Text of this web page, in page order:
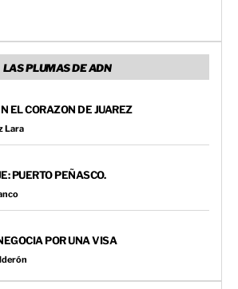
LAS PLUMAS DE ADN
EL CORAZON DE JUAREZ
Lara
PUERTO PEÑASCO.
POR UNA VISA